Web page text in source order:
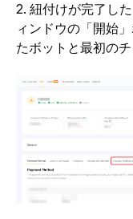
2. 紐付けが完了し
ィンドウの「開始
たボットと最初の